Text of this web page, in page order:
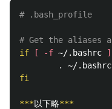
# .bash_profile
# Get the aliases
if
[ -f ~/.bashrc ]
.
fi
***以下略***